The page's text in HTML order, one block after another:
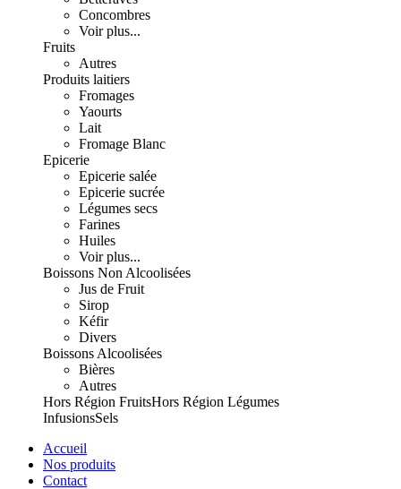
Concombres
Voir plus...
Fruits
Autres
Produits laitiers
Fromages
Yaourts
Lait
Fromage Blanc
Epicerie
Epicerie salée
Epicerie sucrée
Légumes secs
Farines
Huiles
Voir plus...
Boissons Non Alcoolisées
Jus de Fruit
Sirop
Kéfir
Divers
Boissons Alcoolisées
Bières
Autres
Hors Région FruitsHors Région Légumes
InfusionsSels
Accueil
Nos produits
Contact